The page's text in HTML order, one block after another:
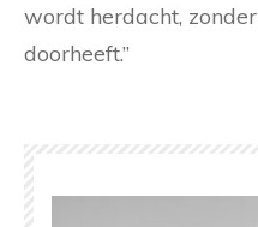
wordt herdacht,
doorheeft.”